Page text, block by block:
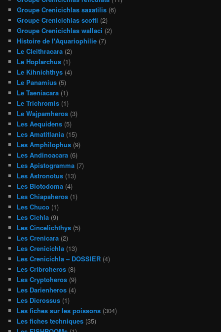
Groupe Crenicichlas saxatilis (6)
Groupe Crenicichlas scotti (2)
Groupe Crenicichlas wallaci (2)
Histoire de l'Aquariophilie (7)
Le Cleithracara (2)
Le Hoplarchus (1)
Le Kihnichthys (4)
Le Panamius (5)
Le Taeniacara (1)
Le Trichromis (1)
Le Wajpamheros (3)
Les Aequidens (5)
Les Amatitlania (15)
Les Amphilophus (9)
Les Andinoacara (6)
Les Apistogramma (7)
Les Astronotus (13)
Les Biotodoma (4)
Les Chiapaheros (1)
Les Chuco (1)
Les Cichla (9)
Les Cincelichthys (5)
Les Crenicara (2)
Les Crenicichla (13)
Les Crenicichla – DOSSIER (4)
Les Cribroheros (8)
Les Cryptoheros (9)
Les Darienheros (4)
Les Dicrossus (1)
Les fiches sur les poissons (304)
Les fiches techniques (35)